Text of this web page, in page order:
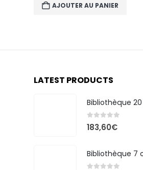
AJOUTER AU PANIER
LATEST PRODUCTS
0out of 5
183,60€